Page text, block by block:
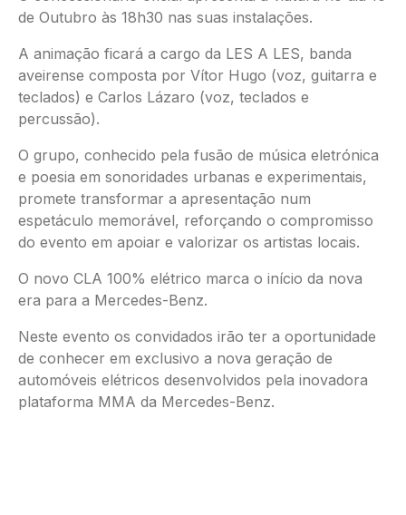
de Outubro às 18h30 nas suas instalações.
A animação ficará a cargo da LES A LES, banda
aveirense composta por Vítor Hugo (voz, guitarra e
teclados) e Carlos Lázaro (voz, teclados e
percussão).
O grupo, conhecido pela fusão de música eletrónica
e poesia em sonoridades urbanas e experimentais,
promete transformar a apresentação num
espetáculo memorável, reforçando o compromisso
do evento em apoiar e valorizar os artistas locais.
O novo CLA 100% elétrico marca o início da nova
era para a Mercedes-Benz.
Neste evento os convidados irão ter a oportunidade
de conhecer em exclusivo a nova geração de
automóveis elétricos desenvolvidos pela inovadora
plataforma MMA da Mercedes-Benz.